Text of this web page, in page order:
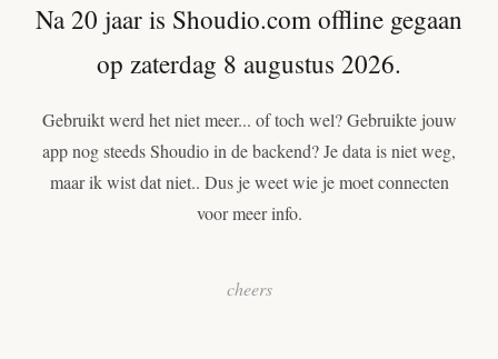
Na 20 jaar is Shoudio.com offline gegaan
op zaterdag 8 augustus 2026.
Gebruikt werd het niet meer... of toch wel? Gebruikte jouw
app nog steeds Shoudio in de backend? Je data is niet weg,
maar ik wist dat niet.. Dus je weet wie je moet connecten
voor meer info.
cheers